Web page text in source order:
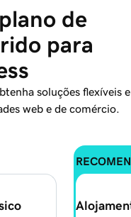
de
para
soluções flexíveis e
web e de comércio.